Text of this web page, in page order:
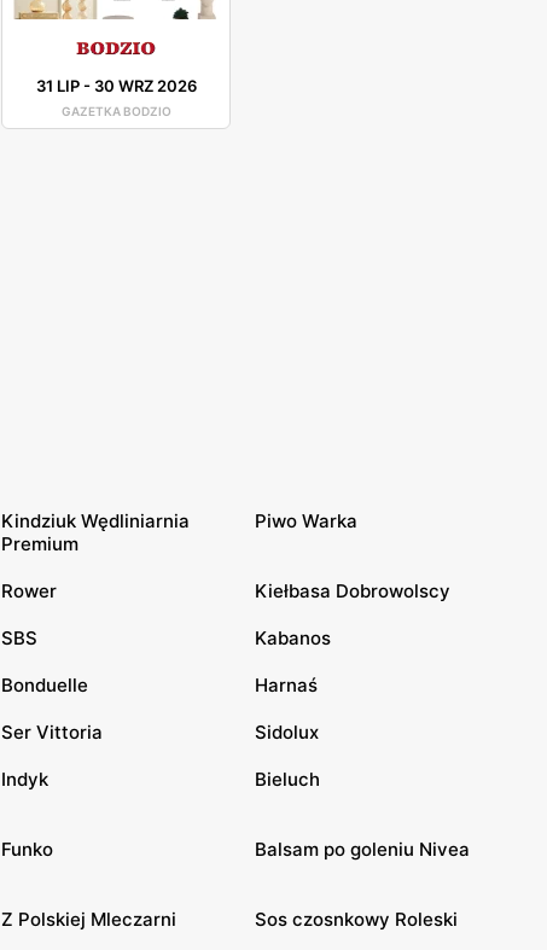
31 LIP- 30 WRZ 2026
GAZETKA BODZIO
Kindziuk Wędliniarnia
Premium
Piwo Warka
Rower Kiełbasa Dobrowolscy
SBS Kabanos
Bonduelle Harnaś
Ser Vittoria Sidolux
Indyk Bieluch
Funko Balsam po goleniu Nivea
Z Polskiej Mleczarni Sos czosnkowy Roleski